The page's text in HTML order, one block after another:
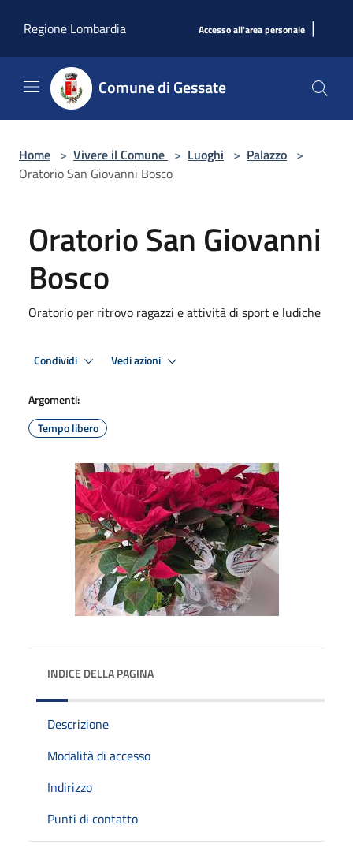
Regione Lombardia
Accesso all'area personale |
Comune di Gessate
Home > Vivere il Comune > Luoghi > Palazzo >
Oratorio San Giovanni Bosco
Oratorio San Giovanni
Bosco
Oratorio per ritrovo ragazzi e attività di sport e ludiche
Condividi Vedi azioni
Argomenti:
Tempo libero
INDICE DELLA PAGINA
Descrizione
Modalità di accesso
Indirizzo
Punti di contatto